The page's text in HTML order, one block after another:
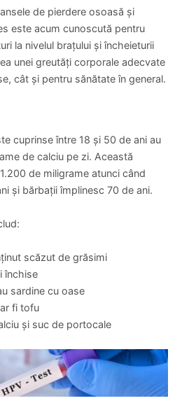
de pierdere osoasă și
este acum cunoscută pentru
la nivelul brațului și încheieturii
unei greutăți corporale adecvate
cât și pentru sănătate în general.
cuprinse între 18 și 50 de ani au
de calciu pe zi. Această
de miligrame atunci când
și bărbații împlinesc 70 de ani.
scăzut de grăsimi
închise
sardine cu oase
fi tofu
și suc de portocale